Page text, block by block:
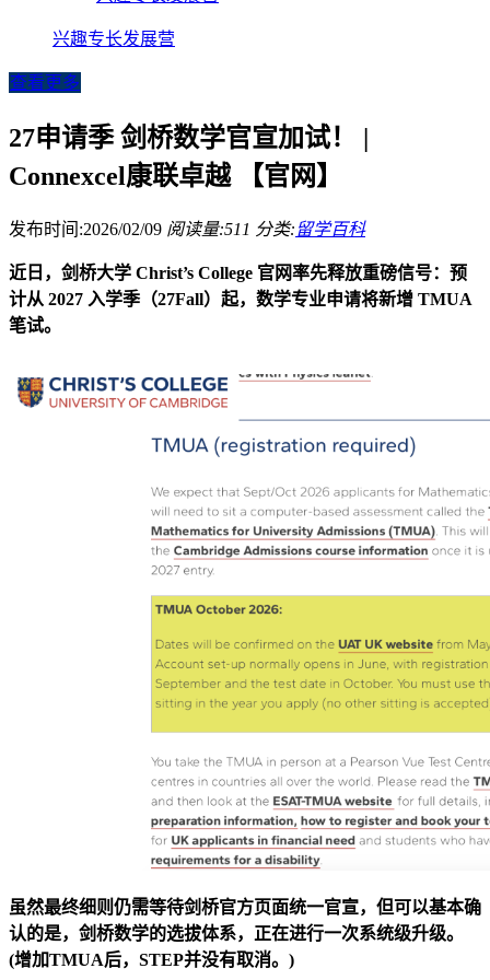
兴趣专长发展营
查看更多
27申请季 剑桥数学官宣加试！ |
Connexcel康联卓越 【官网】
发布时间:2026/02/09 阅读量:511 分类: 留学百科
近日，剑桥大学 Christ’s College 官网率先释放重磅信号：预
计从 2027 入学季（27Fall）起，数学专业申请将新增 TMUA
笔试。
虽然最终细则仍需等待剑桥官方页面统一官宣，但可以基本确
认的是，剑桥数学的选拔体系，正在进行一次系统级升级。
(增加TMUA后，STEP并没有取消。)